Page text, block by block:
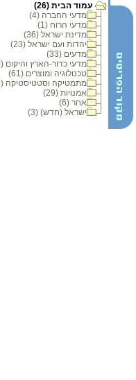
עמוד הבית (26)
מדעי החברה (4)
מדעי הרוח (1)
מדינת ישראל (36)
יהדות ועם ישראל (23)
מדעים (33)
מדעי כדור-הארץ והיקום (30)
טכנולוגיה ומוצרים (61)
מתמטיקה וסטטיסטיקה (48)
אמנויות (29)
אחר (6)
ישראל (חדש) (3)